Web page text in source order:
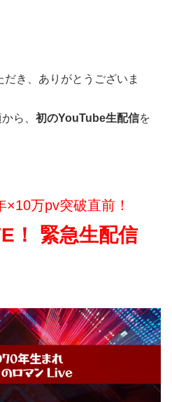
き、ありがとうございま
ら、 初のYouTube生配信を
万pv突破直前！
！ 緊急生配信